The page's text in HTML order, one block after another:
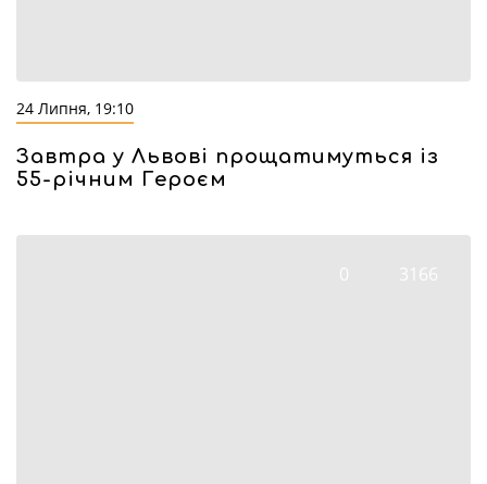
24 Липня, 19:10
Завтра у Львові прощатимуться із
55-річним Героєм
0 3166